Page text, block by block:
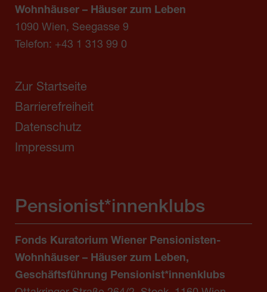
Wohnhäuser – Häuser zum Leben
1090 Wien, Seegasse 9
Telefon: +43 1 313 99 0
Zur Startseite
Barrierefreiheit
Datenschutz
Impressum
Pensionist*innenklubs
Fonds Kuratorium Wiener Pensionisten-
Wohnhäuser – Häuser zum Leben,
Geschäftsführung Pensionist*innenklubs